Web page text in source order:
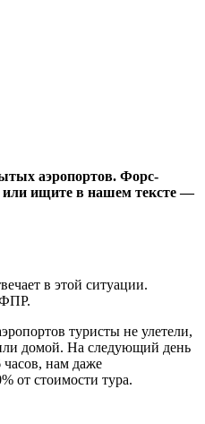
аэропортов. Форс-
или ищите в нашем тексте —
в этой ситуации.
ФПР.
туристы не улетели,
домой. На следующий день
часов, нам даже
от стоимости тура.